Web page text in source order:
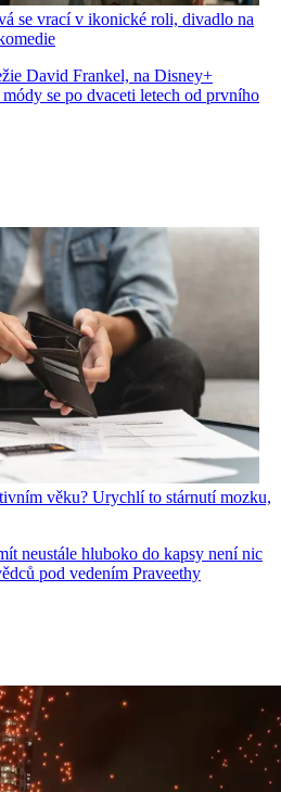
se vrací v ikonické roli, divadlo na
David Frankel, na Disney+
se po dvaceti letech od prvního
věku? Urychlí to stárnutí mozku,
neustále hluboko do kapsy není nic
pod vedením Praveethy